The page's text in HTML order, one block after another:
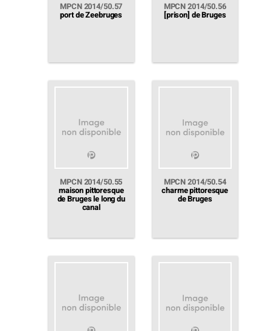
MPCN 2014/50.57
port de Zeebruges
MPCN 2014/50.56
[prison] de Bruges
MPCN 2014/50.55
maison pittoresque
de Bruges le long du
canal
MPCN 2014/50.54
charme pittoresque
de Bruges